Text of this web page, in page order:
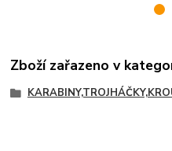
Zboží zařazeno v